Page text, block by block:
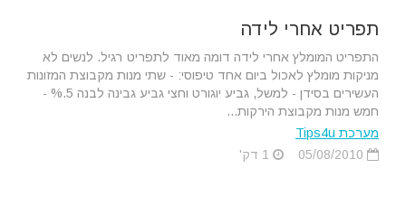
תפריט אחרי לידה
התפריט המומלץ אחרי לידה דומה מאוד לתפריט רגיל. לנשים לא
מניקות מומלץ לאכול ביום אחד טיפוסי: - שתי מנות מקבוצת המזונות
העשירים בסידן - למשל, גביע יוגורט וחצי גביע גבינה לבנה 5.% -
חמש מנות מקבוצת הירקות...
מערכת Tips4u